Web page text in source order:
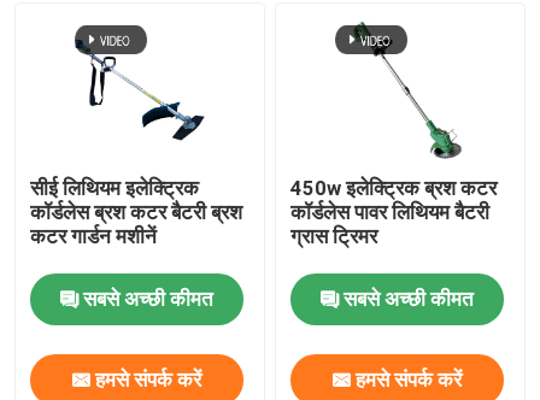
सीई लिथियम इलेक्ट्रिक
कॉर्डलेस ब्रश कटर बैटरी ब्रश
कटर गार्डन मशीनें
सबसे अच्छी कीमत
हमसे संपर्क करें
450w इलेक्ट्रिक ब्रश कटर
कॉर्डलेस पावर लिथियम बैटरी
ग्रास ट्रिमर
सबसे अच्छी कीमत
हमसे संपर्क करें